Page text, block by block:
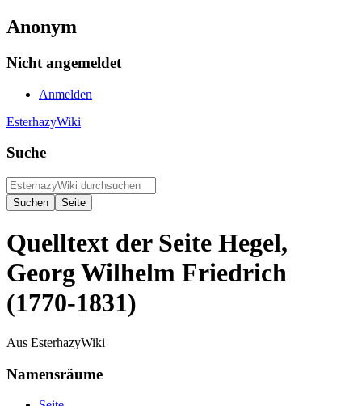
Anonym
Nicht angemeldet
Anmelden
EsterhazyWiki
Suche
Quelltext der Seite Hegel,
Georg Wilhelm Friedrich
(1770-1831)
Aus EsterhazyWiki
Namensräume